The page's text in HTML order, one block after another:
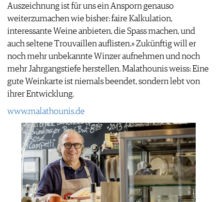
Auszeichnung ist für uns ein Ansporn genauso
weiterzumachen wie bisher: faire Kalkulation,
interessante Weine anbieten, die Spass machen, und
auch seltene Trouvaillen auflisten.» Zukünftig will er
noch mehr unbekannte Winzer aufnehmen und noch
mehr Jahrgangstiefe herstellen. Malathounis weiss: Eine
gute Weinkarte ist niemals beendet, sondern lebt von
ihrer Entwicklung.
www.malathounis.de